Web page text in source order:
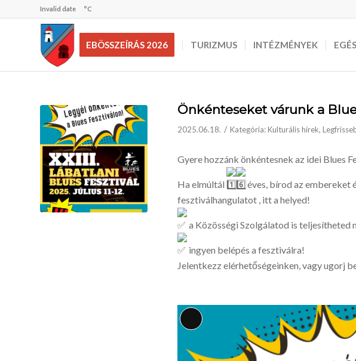
Invalid date °C
EBÖSSZEÍRÁS 2026 TURIZMUS INTÉZMÉNYEK
Önkénteseket várunk a
2025.06.18. / Kategória:Kulturális hírek,
Gyere hozzánk önkéntesnek az idei Blues
Ha elmúltál
éves, bírod az embereket
fesztiválhangulatot , itt a helyed!
a Közösségi Szolgálatod is teljesítheted
ingyen belépés a fesztiválra!
Jelentkezz elérhetőségeinken, vagy ugorj
Long
Description